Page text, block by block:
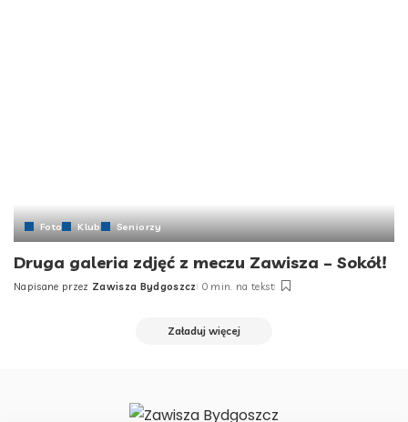
Foto Klub Seniorzy
Druga galeria zdjęć z meczu Zawisza – Sokół!
Posted
Napisane przez Zawisza Bydgoszcz 0 min. na tekst
Załaduj więcej